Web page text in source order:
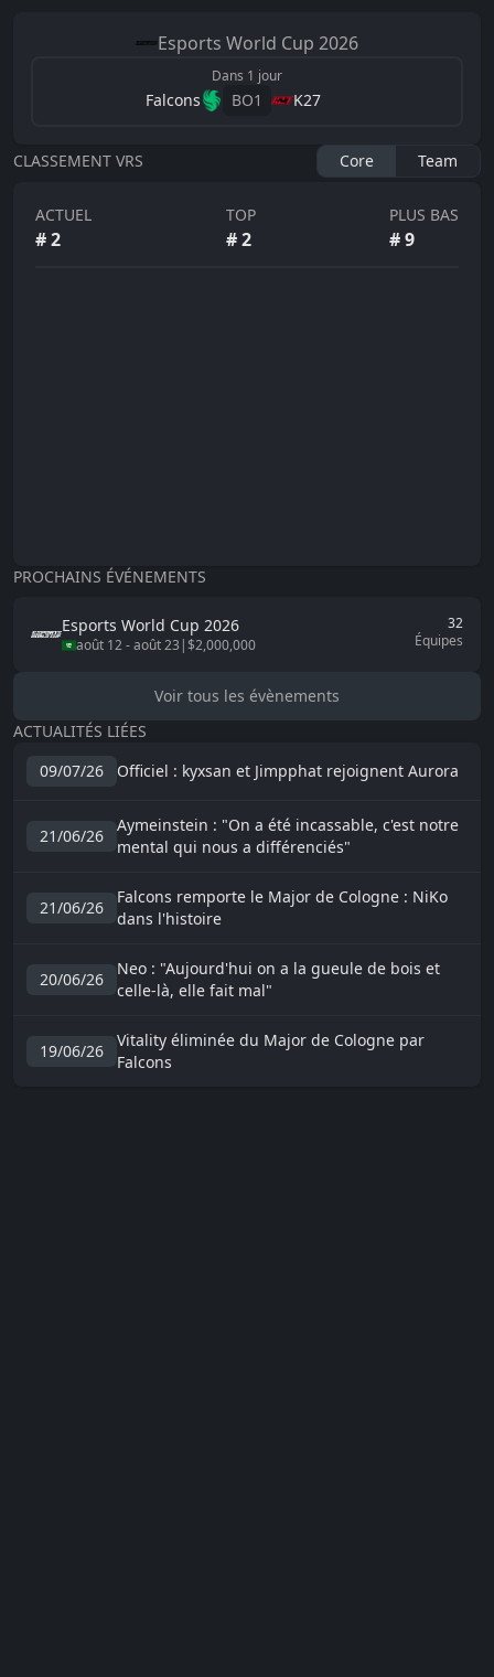
Esports World Cup 2026
Dans 1 jour
Falcons BO1 K27
CLASSEMENT VRS Core Team
ACTUEL
#2
TOP
#2
PLUS BAS
#9
PROCHAINS ÉVÉNEMENTS
Esports World Cup 2026
août 12-août 23 |$2,000,000
32
Équipes
Voir tous les évènements
ACTUALITÉS LIÉES
09/07/26
Officiel : kyxsan et Jimpphat rejoignent Aurora
21/06/26
Aymeinstein : "On a été incassable, c'est notre
mental qui nous a différenciés"
21/06/26
Falcons remporte le Major de Cologne : NiKo
dans l'histoire
20/06/26
Neo : "Aujourd'hui on a la gueule de bois et
celle-là, elle fait mal"
19/06/26
Vitality éliminée du Major de Cologne par
Falcons